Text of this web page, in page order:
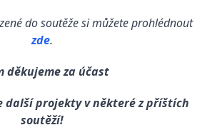
do soutěže si můžete prohlédnout
zde.
děkujeme za účast
další projekty v některé z příštích
soutěží!